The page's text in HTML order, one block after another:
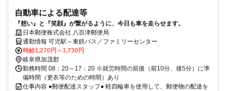
自動車による配達等
『想い』と『笑顔』が繋がるように、今日も車を走らせます。
日本郵便株式会社 八百津郵便局
通勤情報 可児駅～東鉄バス／ファミリーセンター
時給1,270円～1,730円
岐阜県加茂郡
勤務時間 08：20～17：20 ※就労時間の前後（前10分、後5分）に準
備時間（更衣等のための時間）あり
仕事内容 ●郵便配達スタッフ● 軽四輪車を使用して、郵便物の配達を